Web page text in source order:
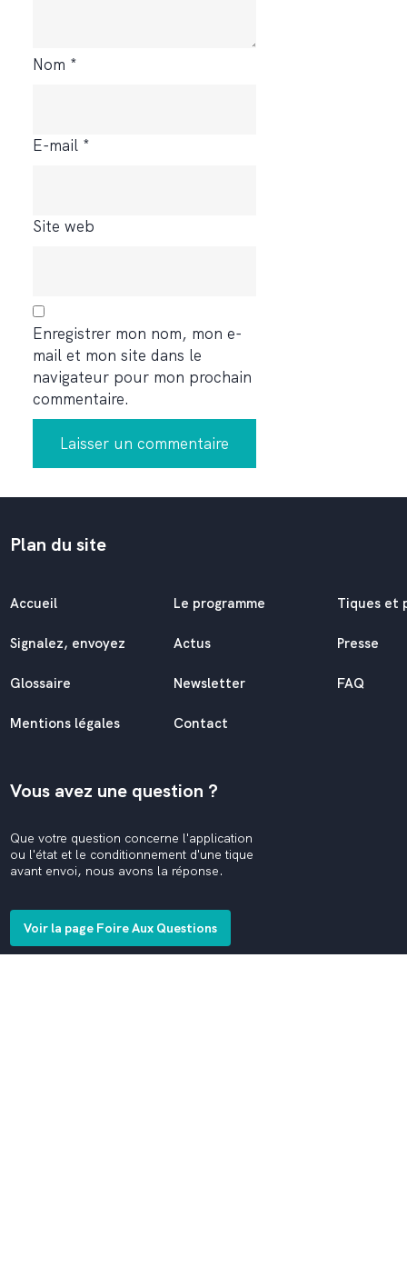
Nom *
E-mail *
Site web
Enregistrer mon nom, mon e-
mail et mon site dans le
navigateur pour mon prochain
commentaire.
Plan du site
Accueil Le programme Tiques et
Signalez, envoyez Actus Presse
Glossaire Newsletter FAQ
Mentions légales Contact
Vous avez une question ?
Que votre question concerne l'application
ou l'état et le conditionnement d'une tique
avant envoi, nous avons la réponse.
Voir la page Foire Aux Questions